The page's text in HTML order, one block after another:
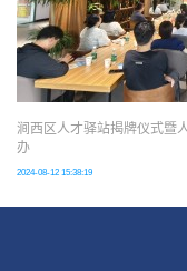
涧西区人才驿站揭牌仪式暨
办
2024-08-12 15:38:19